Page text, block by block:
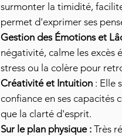
surmonter la timidité,
permet d'exprimer ses
Gestion des Émotions et
négativité, calme les excès
stress ou la colère pour
Créativité et Intuition : Elle
confiance en ses capacités
que la clarté d'esprit.
Sur le plan physique : Très